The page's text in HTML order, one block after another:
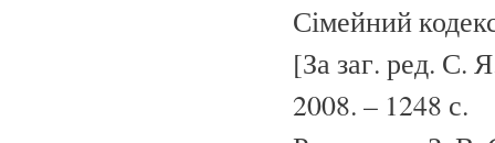
Сімейний
[За заг. ред.
2008. – 1248 с.